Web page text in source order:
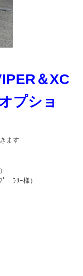
＆XC
プショ
ます
ﾟ ﾗﾘｰ様）